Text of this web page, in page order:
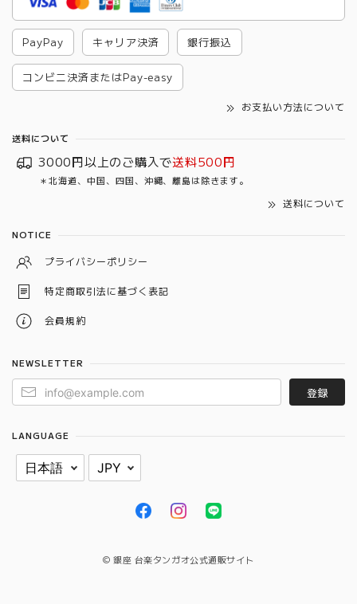
PayPay キャリア決済 銀行振込
コンビニ決済またはPay-easy
お支払い方法について
送料について
3000円以上のご購入で送料500円
＊北海道、中国、四国、沖縄、離島は除きます。
送料について
NOTICE
プライバシーポリシー
特定商取引法に基づく表記
会員規約
NEWSLETTER
登録
LANGUAGE
© 銀座 台楽タンガオ公式通販サイト